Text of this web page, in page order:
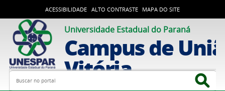
ACESSIBILIDADE ALTO CONTRASTE MAPA DO SITE
Universidade Estadual do Paraná
Campus de
Vitória
Busca